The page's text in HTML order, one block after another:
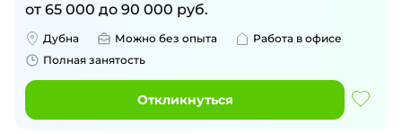
от 65 000 до 90 000 руб.
Дубна Можно без опыта
Работа в офисе
Полная занятость
Откликнуться